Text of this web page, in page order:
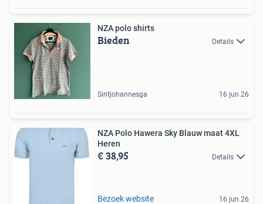
NZA polo shirts
Bieden Details
Sintjohannesga 16 jun 26
NZA Polo Hawera Sky Blauw maat 4XL
Heren
€ 38,95 Details
Bezoek website 16 jun 26